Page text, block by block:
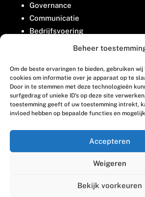
Beheer
Om de beste ervaringen te bieden, gebruiken
cookies om informatie over je apparaat op te
Door in te stemmen met deze technologieën
surfgedrag of unieke ID's op deze site
toestemming geeft of uw toestemming intrekt,
invloed hebben op bepaalde functies en
Accepteren
Weigeren
Bekijk voorkeuren
Governance
Communicatie
Bedrijfsvoering
Belangenbehartiging
Contact
Houttuinlaan 8
3447 GM Woerden